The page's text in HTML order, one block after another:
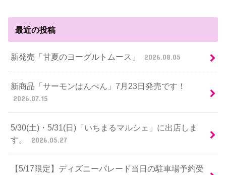
最近の投稿
新発売「甘夏のヨーグルトムース」 2026.08.05
新商品「サーモンはんぺん」7月23日発売です！
2026.07.15
5/30(土)・5/31(日)「いちまるマルシェ」に出店しま
す。
2026.05.27
【5/17限定】ディズニーパレード当日の駐車場予約受